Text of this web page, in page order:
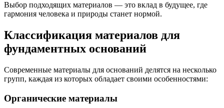
Выбор подходящих материалов — это вклад в будущее, где
гармония человека и природы станет нормой.
Классификация материалов для
фундаментных оснований
Современные материалы для оснований делятся на несколько
групп, каждая из которых обладает своими особенностями:
Органические материалы